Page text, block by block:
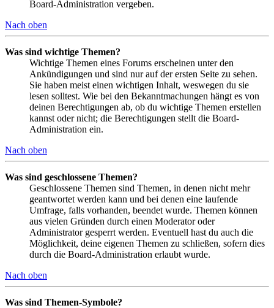
Board-Administration vergeben.
Nach oben
Was sind wichtige Themen?
Wichtige Themen eines Forums erscheinen unter den
Ankündigungen und sind nur auf der ersten Seite zu sehen.
Sie haben meist einen wichtigen Inhalt, weswegen du sie
lesen solltest. Wie bei den Bekanntmachungen hängt es von
deinen Berechtigungen ab, ob du wichtige Themen erstellen
kannst oder nicht; die Berechtigungen stellt die Board-
Administration ein.
Nach oben
Was sind geschlossene Themen?
Geschlossene Themen sind Themen, in denen nicht mehr
geantwortet werden kann und bei denen eine laufende
Umfrage, falls vorhanden, beendet wurde. Themen können
aus vielen Gründen durch einen Moderator oder
Administrator gesperrt werden. Eventuell hast du auch die
Möglichkeit, deine eigenen Themen zu schließen, sofern dies
durch die Board-Administration erlaubt wurde.
Nach oben
Was sind Themen-Symbole?